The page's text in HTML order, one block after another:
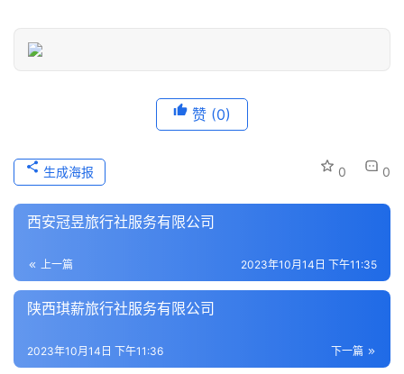
史
文
游
地
生
活
旅
赞 (0)
0 0
生成海报
西安冠昱旅行社服务有限公司
上一篇 2023年10月14日 下午11:35
陕西琪薪旅行社服务有限公司
下一篇
2023年10月14日 下午11:36